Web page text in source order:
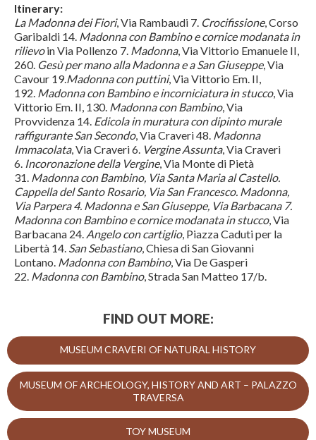
Itinerary:
La Madonna dei Fiori, Via Rambaudi 7. Crocifissione, Corso
Garibaldi 14. Madonna con Bambino e cornice modanata in
rilievoin Via Pollenzo 7. Madonna, Via Vittorio Emanuele II,
260. Gesù per mano alla Madonna e a San Giuseppe, Via
Cavour 19. Madonna con puttini, Via Vittorio Em. II,
192. Madonna con Bambino e incorniciatura in stucco, Via
Vittorio Em. II, 130. Madonna con Bambino, Via
Provvidenza 14. Edicola in muratura con dipinto murale
raffigurante San Secondo, Via Craveri 48. Madonna
Immacolata, Via Craveri 6. Vergine Assunta, Via Craveri
6. Incoronazione della Vergine, Via Monte di Pietà
31. Madonna con Bambino, Via Santa Maria al Castello.
Cappella del Santo Rosario, Via San Francesco. Madonna,
Via Parpera 4. Madonna e San Giuseppe, Via Barbacana 7.
Madonna con Bambino e cornice modanata in stucco, Via
Barbacana 24. Angelo con cartiglio, Piazza Caduti per la
Libertà 14. San Sebastiano, Chiesa di San Giovanni
Lontano. Madonna con Bambino, Via De Gasperi
22. Madonna con Bambino, Strada San Matteo 17/b.
FIND OUT MORE:
MUSEUM CRAVERI OF NATURAL HISTORY
MUSEUM OF ARCHEOLOGY, HISTORY AND ART – PALAZZO
TRAVERSA
TOY MUSEUM